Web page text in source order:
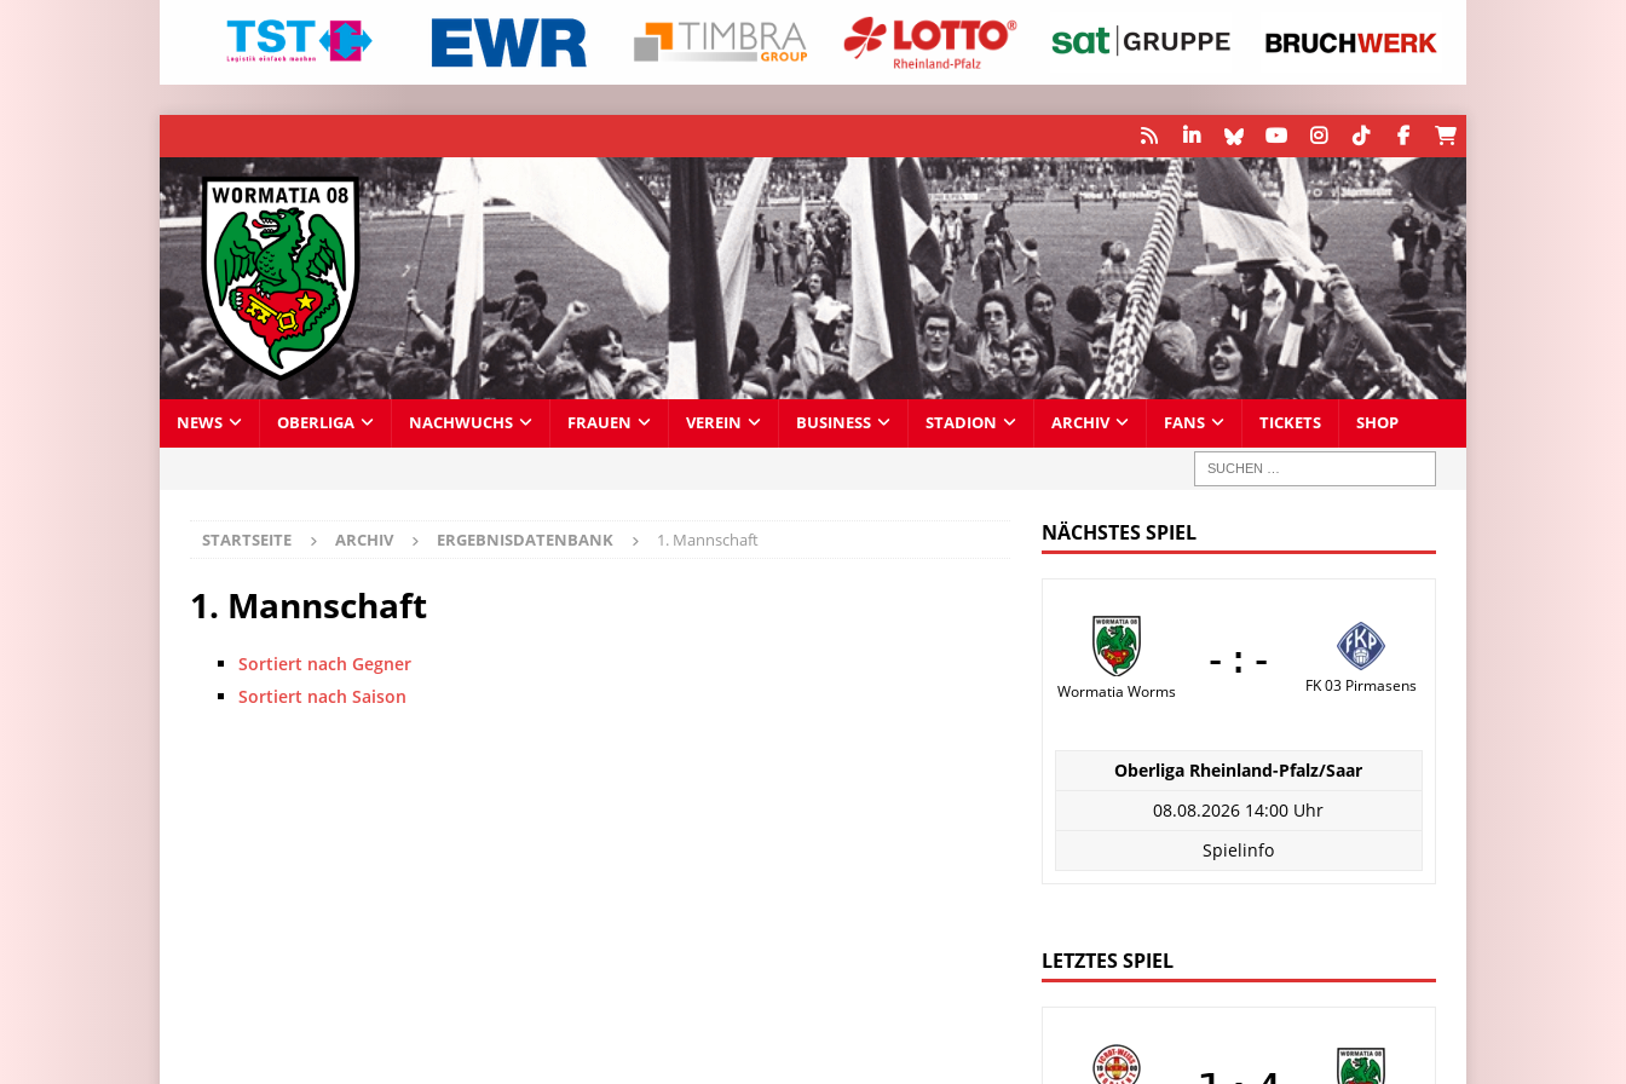
NEWS OBERLIGA NACHWUCHS FRAUEN VEREIN BUSINESS STADION ARCHIV FANS TICKETS SHOP
STARTSEITE ARCHIV ERGEBNISDATENBANK 1. Mannschaft
1. Mannschaft
Sortiert nach Gegner
Sortiert nach Saison
NÄCHSTES SPIEL
Wormatia Worms
-:-
FK 03 Pirmasens
Oberliga Rheinland-Pfalz/Saar
08.08.2026 14:00 Uhr
Spielinfo
LETZTES SPIEL